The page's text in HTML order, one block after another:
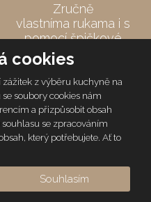
Zručně
vlastníma rukama i s
pomocí špičkové
techniky
U vás kuchyň
cookies
zážitek z výběru kuchyně na
soubory cookies nám
a přizpůsobit obsah
se zpracováním
který potřebujete. Ať to
Souhlasím